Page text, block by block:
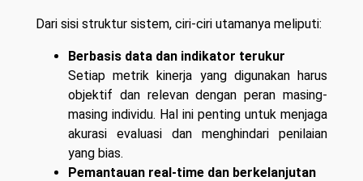
Dari sisi struktur sistem, ciri-ciri utamanya meliputi:
Berbasis data dan indikator terukur
Setiap metrik kinerja yang digunakan harus
objektif dan relevan dengan peran masing-
masing individu. Hal ini penting untuk menjaga
akurasi evaluasi dan menghindari penilaian
yang bias.
Pemantauan real-time dan berkelanjutan